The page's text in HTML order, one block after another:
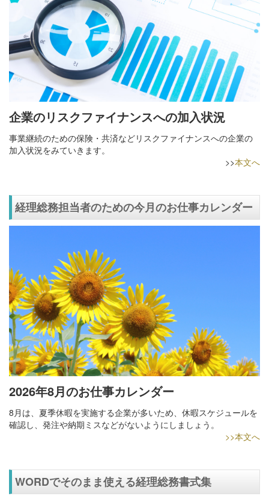
企業のリスクファイナンスへの加入状況
事業継続のための保険・共済などリスクファイナンスへの企業の
加入状況をみていきます。
>>本文へ
経理総務担当者のための今月のお仕事カレンダー
2026年8月のお仕事カレンダー
8月は、夏季休暇を実施する企業が多いため、休暇スケジュールを
確認し、発注や納期ミスなどがないようにしましょう。
>>本文へ
WORDでそのまま使える経理総務書式集